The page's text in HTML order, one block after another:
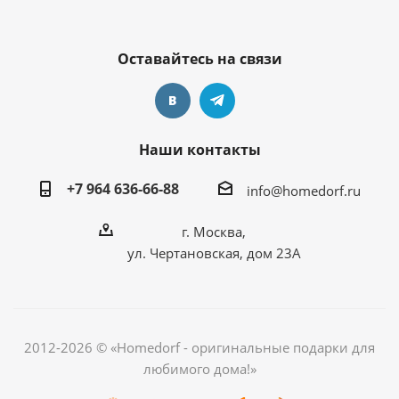
Оставайтесь на связи
Наши контакты
+7 964 636-66-88
info@homedorf.ru
г. Москва,
ул. Чертановская, дом 23А
2012-2026 © «Homedorf - оригинальные подарки для
любимого дома!»